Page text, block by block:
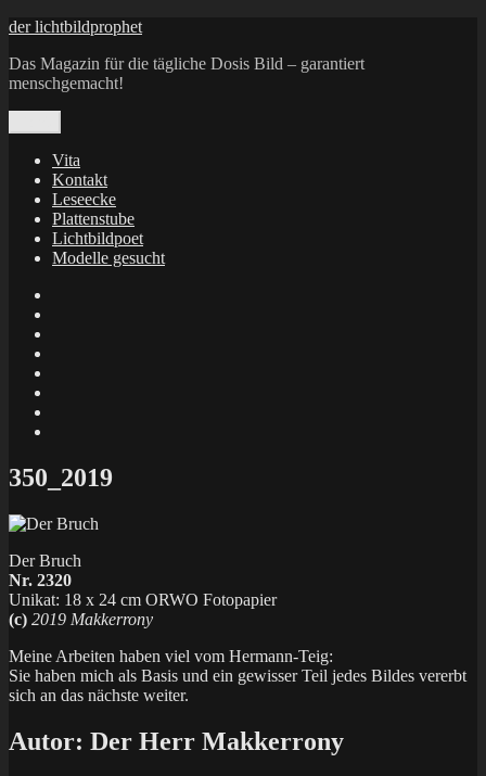
Zum
springen
der lichtbildprophet
Das Magazin für die tägliche Dosis Bild – garantiert
menschgemacht!
Vita
Kontakt
Leseecke
Plattenstube
Lichtbildpoet
Modelle gesucht
X
350_2019
Der Bruch
Nr. 2320
Unikat: 18 x 24 cm ORWO Fotopapier
(c) 2019 Makkerrony
Meine Arbeiten haben viel vom Hermann-Teig:
Sie haben mich als Basis und ein gewisser Teil jedes Bildes vererbt
sich an das nächste weiter.
Autor: Der Herr Makkerrony